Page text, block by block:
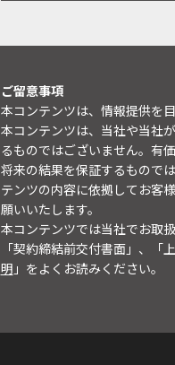
ご留意事項
本コンテンツは、情報提供を
本コンテンツは、当社や当社
るものではございません。有
将来の結果を保証するもので
テンツの内容に依拠してお客
願いいたします。
本コンテンツでは当社でお取
「契約締結前交付書面」、
明 」をよくお読みください。